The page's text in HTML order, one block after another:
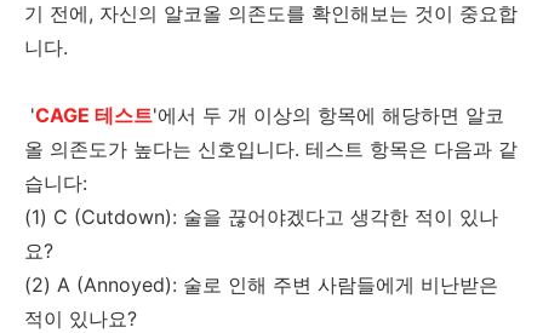
기 전에, 자신의 알코올 의존도를 확인해보는 것이 중요합
니다.
'CAGE 테스트'에서 두 개 이상의 항목에 해당하면 알코
올 의존도가 높다는 신호입니다. 테스트 항목은 다음과 같
습니다:
(1) C (Cutdown): 술을 끊어야겠다고 생각한 적이 있나
요?
(2) A (Annoyed): 술로 인해 주변 사람들에게 비난받은
적이 있나요?